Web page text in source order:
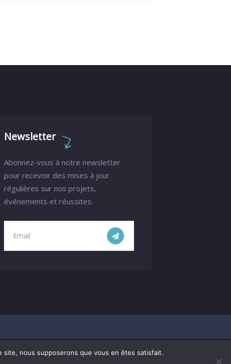
Newsletter
Abonnez-vous à notre newsletter
pour recevoir des mises à jour
régulières sur nos projets,
événements et réussites.
nous supposerons que vous en êtes satisfait.